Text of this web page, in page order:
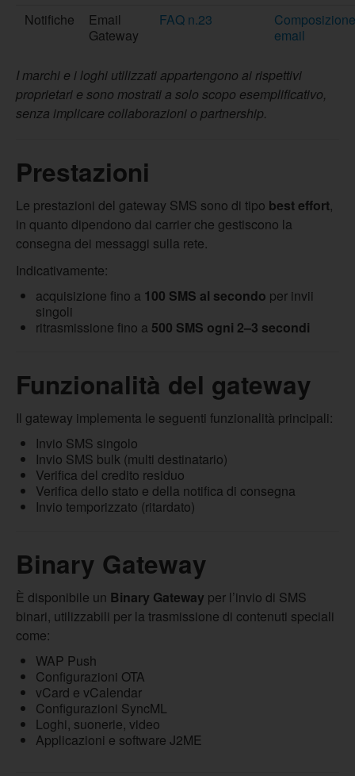
Notifiche
Email
Gateway
FAQ n.23
Composizione
email
I marchi e i loghi utilizzati appartengono ai rispettivi
proprietari e sono mostrati a solo scopo esemplificativo,
senza implicare collaborazioni o partnership.
Prestazioni
Le prestazioni del gateway SMS sono di tipo best effort,
in quanto dipendono dai carrier che gestiscono la
consegna dei messaggi sulla rete.
Indicativamente:
acquisizione fino a 100 SMS al secondo per invii
singoli
ritrasmissione fino a 500 SMS ogni 2–3 secondi
Funzionalità del gateway
Il gateway implementa le seguenti funzionalità principali:
Invio SMS singolo
Invio SMS bulk (multi destinatario)
Verifica del credito residuo
Verifica dello stato e della notifica di consegna
Invio temporizzato (ritardato)
Binary Gateway
È disponibile un Binary Gateway per l’invio di SMS
binari, utilizzabili per la trasmissione di contenuti speciali
come:
WAP Push
Configurazioni OTA
vCard e vCalendar
Configurazioni SyncML
Loghi, suonerie, video
Applicazioni e software J2ME